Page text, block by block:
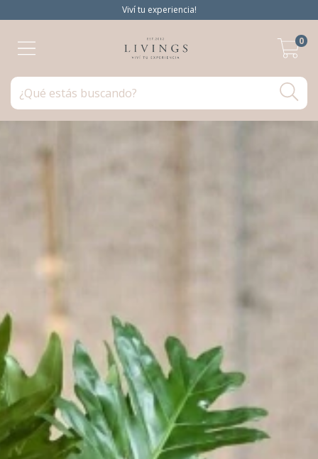
Viví tu experiencia!
0